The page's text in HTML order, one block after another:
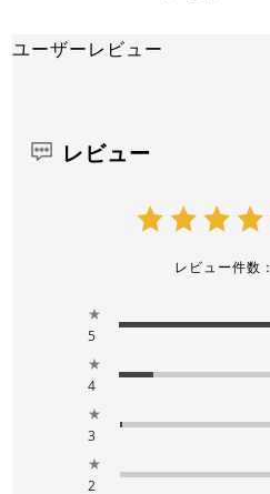
ユーザーレビュー
レビュー
レビュー件数：
★
5
★
4
★
3
★
2